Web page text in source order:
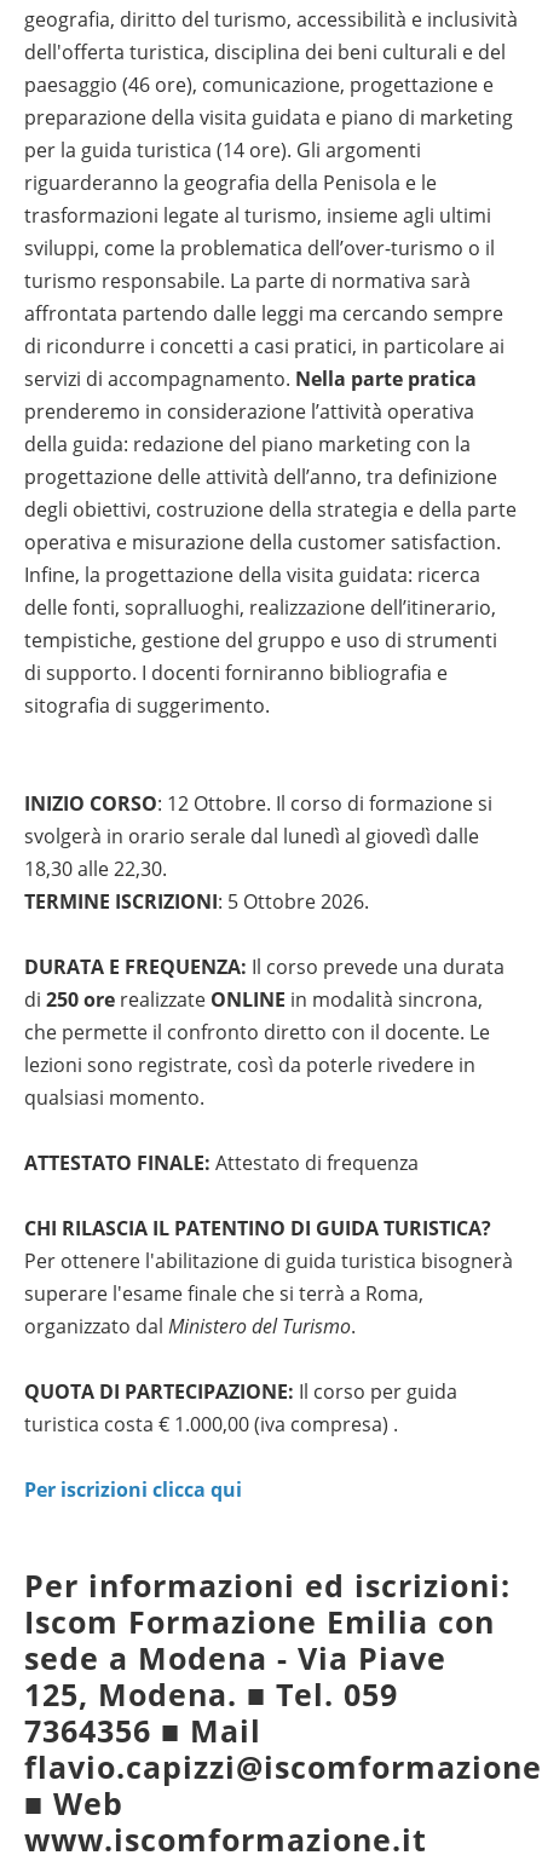
geografia, diritto del turismo, accessibilità e inclusività
dell'offerta turistica, disciplina dei beni culturali e del
paesaggio (46 ore), comunicazione, progettazione e
preparazione della visita guidata e piano di marketing
per la guida turistica (14 ore). Gli argomenti
riguarderanno la geografia della Penisola e le
trasformazioni legate al turismo, insieme agli ultimi
sviluppi, come la problematica dell’over-turismo o il
turismo responsabile. La parte di normativa sarà
affrontata partendo dalle leggi ma cercando sempre
di ricondurre i concetti a casi pratici, in particolare ai
servizi di accompagnamento. Nella parte pratica
prenderemo in considerazione l’attività operativa
della guida: redazione del piano marketing con la
progettazione delle attività dell’anno, tra definizione
degli obiettivi, costruzione della strategia e della parte
operativa e misurazione della customer satisfaction.
Infine, la progettazione della visita guidata: ricerca
delle fonti, sopralluoghi, realizzazione dell’itinerario,
tempistiche, gestione del gruppo e uso di strumenti
di supporto. I docenti forniranno bibliografia e
sitografia di suggerimento.
INIZIO CORSO: 12 Ottobre. Il corso di formazione si
svolgerà in orario serale dal lunedì al giovedì dalle
18,30 alle 22,30.
TERMINE ISCRIZIONI: 5 Ottobre 2026.
DURATA E FREQUENZA: Il corso prevede una durata
di 250 ore realizzate ONLINE in modalità sincrona,
che permette il confronto diretto con il docente. Le
lezioni sono registrate, così da poterle rivedere in
qualsiasi momento.
ATTESTATO FINALE: Attestato di frequenza
CHI RILASCIA IL PATENTINO DI GUIDA TURISTICA?
Per ottenere l'abilitazione di guida turistica bisognerà
superare l'esame finale che si terrà a Roma,
organizzato dal Ministero del Turismo.
QUOTA DI PARTECIPAZIONE: Il corso per guida
turistica costa € 1.000,00 (iva compresa) .
Per iscrizioni clicca qui
Per informazioni ed iscrizioni:
Iscom Formazione Emilia con
sede a Modena - Via Piave
125, Modena. ■ Tel. 059
7364356 ■ Mail
■ Web
www.iscomformazione.it